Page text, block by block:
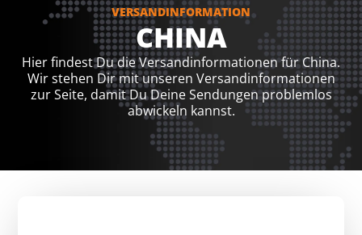
VERSANDINFORMATION
CHINA
Hier findest Du die Versandinformationen für China.
Wir stehen Dir mit unseren Versandinformationen
zur Seite, damit Du Deine Sendungen problemlos
abwickeln kannst.